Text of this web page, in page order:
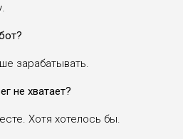
зарабатывать.
не хватает?
Хотя хотелось бы.